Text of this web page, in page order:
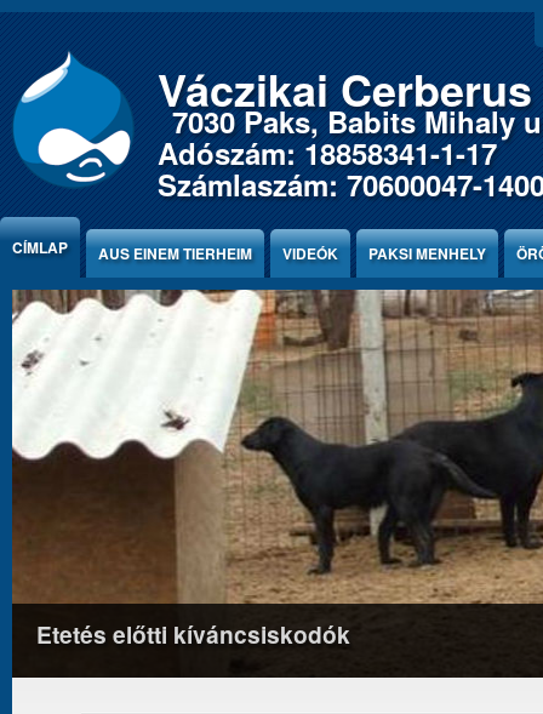
Jump to Content
Váczikai
7030 Paks, Babits Mihaly
Adószám: 18858341-1-17
Számlaszám: 70600047-
CÍMLAP AUS EINEM TIERHEIM VIDEÓK PAKSI MENHELY
Etetés előtti kíváncsiskodók